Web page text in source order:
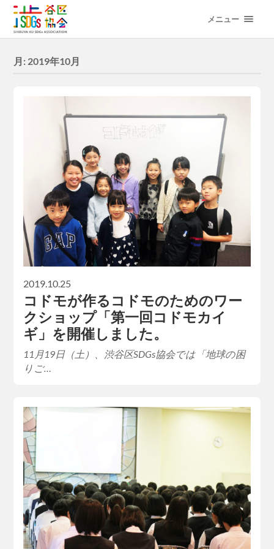
メニュー
月: 2019年10月
2019.10.25
コドモが作るコドモのためのワー
クショップ「第一回コドモカイ
ギ」を開催しました。
11月19日（土）、渋谷区SDGs協会では「地球の困
りご…